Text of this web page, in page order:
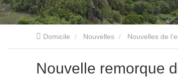
Domicile Nouvelles Nouvelles de
Nouvelle remorque